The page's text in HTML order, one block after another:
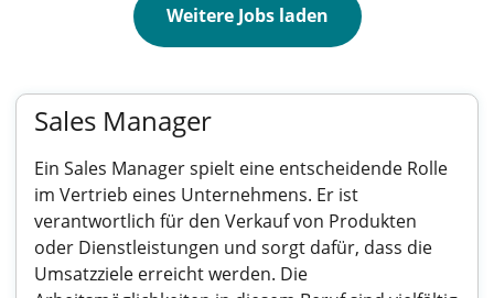
Weitere Jobs laden
Sales Manager
Ein Sales Manager spielt eine entscheidende Rolle
im Vertrieb eines Unternehmens. Er ist
verantwortlich für den Verkauf von Produkten
oder Dienstleistungen und sorgt dafür, dass die
Umsatzziele erreicht werden. Die